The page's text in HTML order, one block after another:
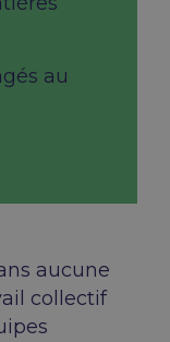
au
aucune
collectif